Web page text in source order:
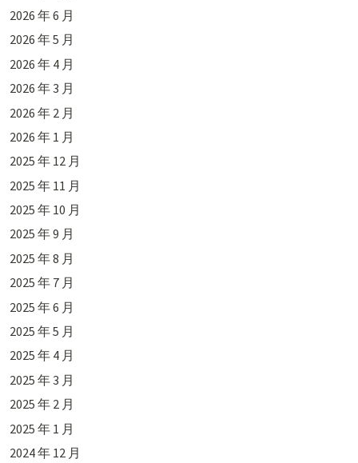
2026 年 6 月
2026 年 5 月
2026 年 4 月
2026 年 3 月
2026 年 2 月
2026 年 1 月
2025 年 12 月
2025 年 11 月
2025 年 10 月
2025 年 9 月
2025 年 8 月
2025 年 7 月
2025 年 6 月
2025 年 5 月
2025 年 4 月
2025 年 3 月
2025 年 2 月
2025 年 1 月
2024 年 12 月